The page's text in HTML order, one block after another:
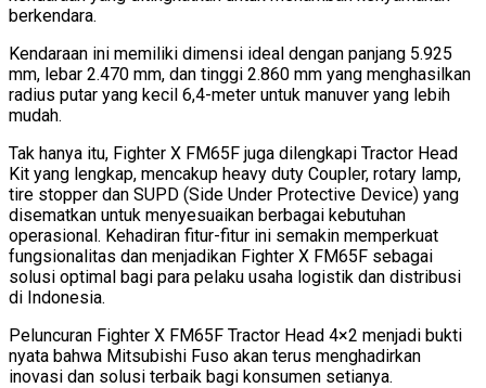
berkendara.
Kendaraan ini memiliki dimensi ideal dengan panjang 5.925
mm, lebar 2.470 mm, dan tinggi 2.860 mm yang menghasilkan
radius putar yang kecil 6,4-meter untuk manuver yang lebih
mudah.
Tak hanya itu, Fighter X FM65F juga dilengkapi Tractor Head
Kit yang lengkap, mencakup heavy duty Coupler, rotary lamp,
tire stopper dan SUPD (Side Under Protective Device) yang
disematkan untuk menyesuaikan berbagai kebutuhan
operasional. Kehadiran fitur-fitur ini semakin memperkuat
fungsionalitas dan menjadikan Fighter X FM65F sebagai
solusi optimal bagi para pelaku usaha logistik dan distribusi
di Indonesia.
Peluncuran Fighter X FM65F Tractor Head 4×2 menjadi bukti
nyata bahwa Mitsubishi Fuso akan terus menghadirkan
inovasi dan solusi terbaik bagi konsumen setianya.